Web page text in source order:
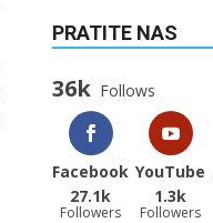
PRATITE NAS
36k Follows
Facebook
27.1k
Followers
YouTube
1.3k
Followers